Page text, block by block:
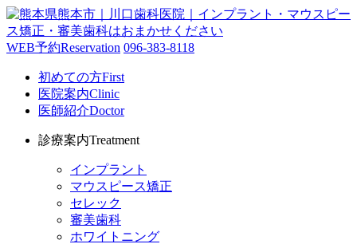
WEB予約Reservation 096-383-8118
初めての方First
医院案内Clinic
医師紹介Doctor
診療案内Treatment
インプラント
マウスピース矯正
セレック
審美歯科
ホワイトニング